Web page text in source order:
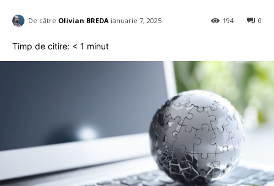
De către Olivian BREDA ianuarie 7, 2025 0
194
Timp de citire: < 1 minut